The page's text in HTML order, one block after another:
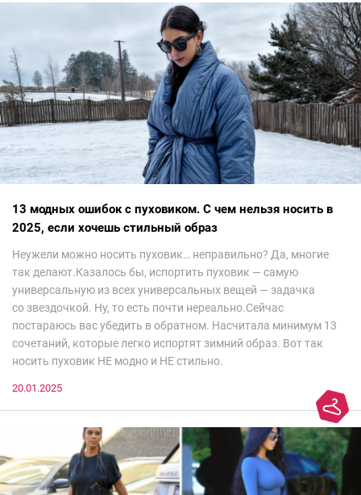
13 модных ошибок с пуховиком. С чем нельзя носить в
2025, если хочешь стильный образ
Неужели можно носить пуховик… неправильно? Да, многие
так делают.Казалось бы, испортить пуховик — самую
универсальную из всех универсальных вещей — задачка
со звездочкой. Ну, то есть почти нереально.Сейчас
постараюсь вас убедить в обратном. Насчитала минимум 13
сочетаний, которые легко испортят зимний образ. Вот так
носить пуховик НЕ модно и НЕ стильно.
20.01.2025